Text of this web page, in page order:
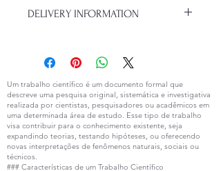
special care, and cleaning
instructions. This is also a great place
benefit from this item.
place to let your customers know
return policy is a great way to
DELIVERY INFORMATION
place to add more information about
your shipping methods, packaging
and cost. Providing clear information
about your shipping policy is a great
way to establish trust and secure
purchases.
Um trabalho científico é um documento formal que
descreve uma pesquisa original, sistemática e investigativa
realizada por cientistas, pesquisadores ou acadêmicos em
uma determinada área de estudo. Esse tipo de trabalho
visa contribuir para o conhecimento existente, seja
expandindo teorias, testando hipóteses, ou oferecendo
novas interpretações de fenômenos naturais, sociais ou
técnicos.
### Características de um Trabalho Científico